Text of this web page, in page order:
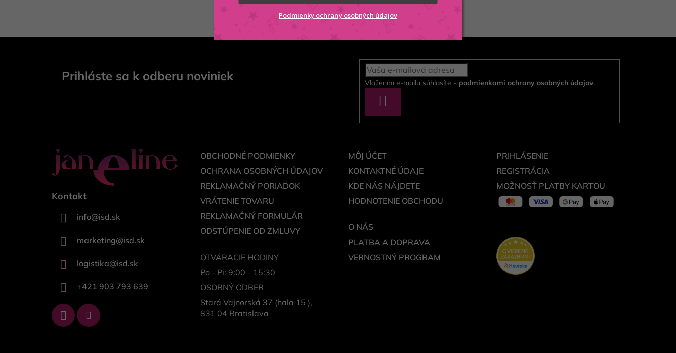
Prihláste sa k odberu noviniek Vložením e-mailu súhlasíte s podmienkami ochrany osobných údajov
SA
Kontakt
info@isd.sk
marketing@isd.sk
logistika@isd.sk
+421 903 793 639
OBCHODNÉ PODMIENKY
OCHRANA OSOBNÝCH ÚDAJOV
REKLAMAČNÝ PORIADOK
VRÁTENIE TOVARU
REKLAMAČNÝ FORMULÁR
ODSTÚPENIE OD ZMLUVY
OTVÁRACIE HODINY
Po - Pi: 9:00 - 15:30
OSOBNÝ ODBER
Stará Vajnorská 37 (hala 15 ),
831 04 Bratislava
MÔJ ÚČET
KONTAKTNÉ ÚDAJE
KDE NÁS NÁJDETE
HODNOTENIE OBCHODU
O NÁS
PLATBA A DOPRAVA
VERNOSTNÝ PROGRAM
PRIHLÁSENIE
REGISTRÁCIA
MOŽNOSŤ PLATBY KARTOU
Podmienky ochrany osobných údajov